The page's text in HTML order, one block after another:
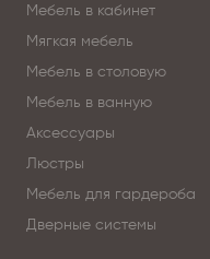
Мебель в кабинет
Мягкая мебель
Мебель в столовую
Мебель в ванную
Аксессуары
Люстры
Мебель для гардероба
Дверные системы